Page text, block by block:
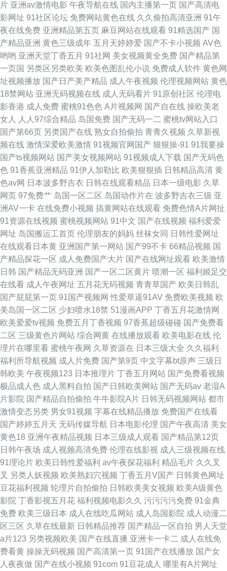
费吃瓜 日韩欧美4 91黄色废料在线观看 国产精品96久久 色久导航 91视频国
产精品观看 91探花网站 青青草伊人 91熟女免费视频 精品国产久久黄色 先锋
影视资源Va 91在线大 久久香蕉网av 伊人大久av 不卡人Av 欧美淫乱一区 91
大神精品 国产精品AV福利
片 亚洲av激情电影 午夜导航在线 国内主播第一页 国产高清电
影网址 91社区论坛 免费网站黄色在线 久久偷拍高清亚洲 91午
夜在线免费 亚洲精品第五页 麻豆网站在线观看 91精选国产 国
产精品亚洲 黄色三级成年 五月天婷婷爱 国产不卡小视频 AV色
哟哟 亚洲天堂丁香五月 91社网 美女视频黄全免费 国产精品第
一页国 另类区另类欧美 欧美色图乱伦小说 免费成人软件 黄色网
址视频播放 国产日产美产精品 成人午夜视频 伦理视频网站 黄色
18禁网站 亚洲无码视频在线 成人无码看片 91原创社区 伦理电
影香港 成人免费 蜜桃91色色 A片视频网 国产自在线 操欧美老
女人
人人97综合精品 岛国免费 国产无码一二 蜜桃tv网站入口
国产第66页 另类国产在线 熟女自拍偷拍 青青久视频 久草新视
频在线 激情深爱欧美激情 91视频官网国产 狠狠操-91 91我要操
国产ts视频网站 国产美女视频网站 91视频成人下载 国产无码色
色 91香蕉亚洲精品 91伊人加勒比 欧美狠狠插 日韩精品高清 黄
色av网 日本波多野吉衣 日韩在线观看精品 日本一级电影 久草
网页 97免费艹 岛国一区二区 岛国动作片在 波多野吉衣三级 亚
洲AV一卡 在线免费小视频 搞黄网站在线观看 免费色情A片网扯
91资源在线视频 蜜桃视频网站 91中文 国产在线视频 福利爱爱
网址 岛国搬运工首页 伦理朋友的妈妈 丝袜女同 日韩性爱网址
在线观看日本黄 亚洲国产第一网站 国产99不卡 66精品视频 国
产精品探花一区 成人免费国产大片 国产在线网址观看 欧美激情
日韩 国产精品无码亚洲 国产一区二区黄片 喷潮一区 福利姬足交
在线看 成人午夜网址 五月花无码视频 青青草国产 欧美日韩乱
国产屁屁第一页 91国产视频网 性爱草逼91AV 免费欧美视频 欧
美岛国一区二区 少妇喷水18禁 51漫画APP 丁香五月花激情网
欧美爱爱tv视频 免费五月丁香视频 97香蕉超级碰碰 国产免费看
二区 三级黄色片网站 综合网黄 在线播放观看 欧美电影在线 伦
理片在哪里看 蜜桃午夜网 久草资源在 日本三级大全 久久福利
福利所导航视频 成人片免费 国产第9页 中文字幕bt原声 三级日
韩欧美 午夜视频123 日本推理片 丁香五月网站 国产免费看视频
极品成人色 成人黑料自拍 国产日韩欧美网站 国产无码av 老湿A
片影院 国产精品自拍偷拍 牛牛影院A片 日韩无码视频网站 都市
激情变态另类 男女91视频 字幕在线精品播放 免费国产在线看
国产婷婷五月天 无码传媒导航 日本电影伦理 国产午夜高清 美女
黄色18 亚洲午夜精品视频 日本三级成人观看 国产精品第12页
日韩午夜场 成人视频高清免费 伦理在线影视 成人三级视频在线
91理论片 欧美日韩性爱福利 av午夜探花福利 精品毛片 久久叉
叉 另类人妖视频 欧美熟妇穴视频 丁香五月V国产 日韩黄色网址
豆花福利视频 轮理片自拍偷拍 日韩欧美美女视频 欧美A级黄色
影院 丁香影视五月花 福利视频电影久久 污污污污免费 91金典
免费 欧美三级日本 成人在线吃瓜网站 成人岛国影院 成人动漫二
区三区 久草在线最新 日韩精品推荐 国产精品一区自拍 男人天堂
a片123 另类视频欧美 国产在线直播 亚洲卡一卡二 成人在线免
费看黄 操操无码视频 国产高清第一页 91国产在线播放 国产女
人夜夜做 国产在线小视频 91com 91豆花成人 哪里有A片网址